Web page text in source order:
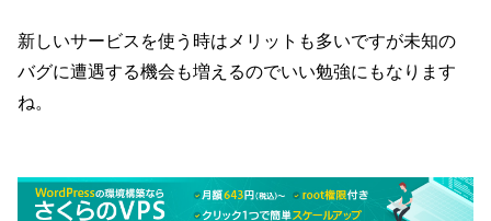
新しいサービスを使う時はメリットも多いですが未知の
バグに遭遇する機会も増えるのでいい勉強にもなります
ね。